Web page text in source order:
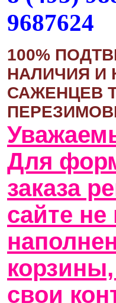
9687624
100%
НАЛИЧИЯ И
САЖЕНЦЕВ
Для
заказа
сайте
свои